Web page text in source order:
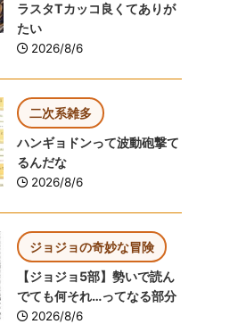
ラスタTカッコ良くてありが
たい
2026/8/6
二次系雑多
ハンギョドンって波動砲撃て
るんだな
2026/8/6
ジョジョの奇妙な冒険
【ジョジョ5部】勢いで読ん
でても何それ…ってなる部分
2026/8/6